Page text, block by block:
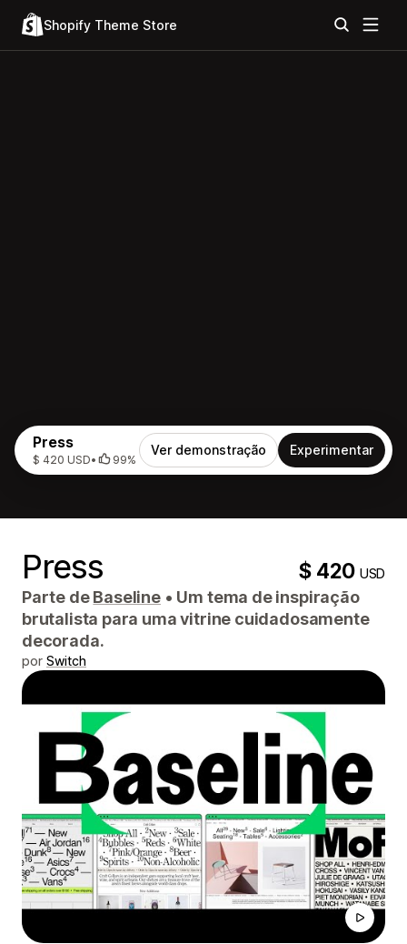
Shopify Theme Store
Press
$ 420 USD• 99%
Ver demonstração Experimentar
Press $ 420USD
Parte deBaseline • Um tema de inspiração
brutalista para uma vitrine cuidadosamente
decorada.
por Switch